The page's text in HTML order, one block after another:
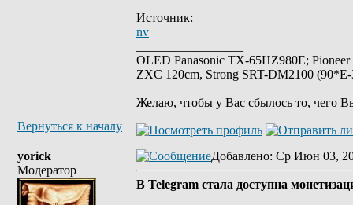
Источник:
nv
OLED Panasonic TX-65HZ980E;
ZXC 120cm, Strong SRT-DM2100
Желаю, чтобы у Вас сбылось то, чего
Вернуться к началу
yorick
Модератор
Добавлено: Ср Июн 03,
В Telegram стала доступна